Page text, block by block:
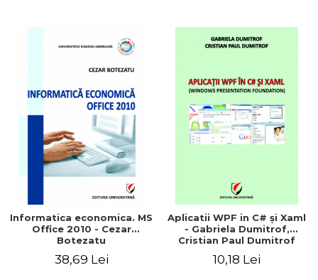
Informatica economica. MS
Office 2010 - Cezar
Botezatu
38,69 Lei
Aplicatii WPF in C# şi Xaml
- Gabriela Dumitrof,
Cristian Paul Dumitrof
10,18 Lei